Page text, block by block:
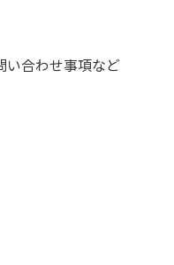
い合わせ事項など